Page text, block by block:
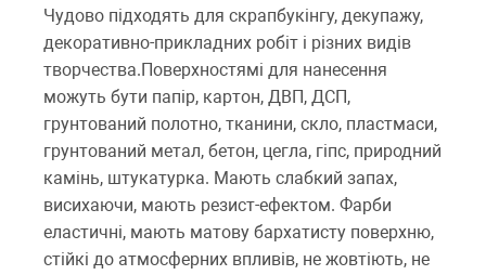
Чудово підходять для скрапбукінгу, декупажу,
декоративно-прикладних робіт і різних видів
творчества.Поверхностямі для нанесення
можуть бути папір, картон, ДВП, ДСП,
грунтований полотно, тканини, скло, пластмаси,
грунтований метал, бетон, цегла, гіпс, природний
камінь, штукатурка. Мають слабкий запах,
висихаючи, мають резист-ефектом. Фарби
еластичні, мають матову бархатисту поверхню,
стійкі до атмосферних впливів, не жовтіють, не